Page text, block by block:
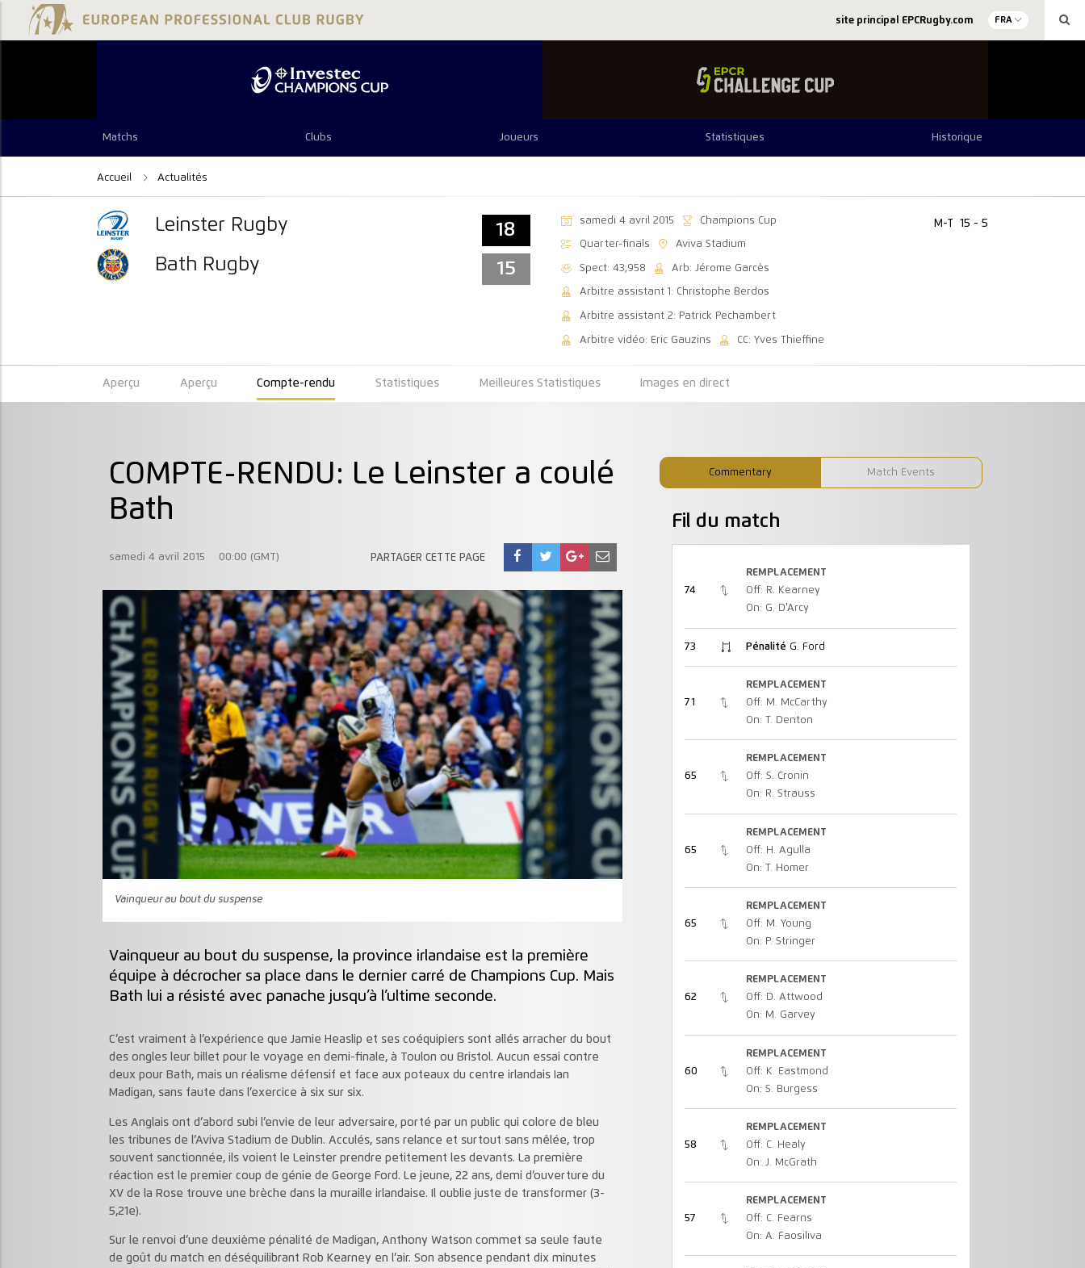
site principal EPCRugby.com FRA
Matchs Clubs Joueurs Statistiques Historique
Accueil Actualités
Leinster Rugby
Bath Rugby
18
15
samedi 4 avril 2015 Champions Cup
Quarter-finals Aviva Stadium
Spect: 43,958 Arb: Jérome Garcès
Arbitre assistant 1: Christophe Berdos
Arbitre assistant 2: Patrick Pechambert
Arbitre vidéo: Eric Gauzins CC: Yves Thieffine
M-T 15 - 5
Aperçu Aperçu Compte-rendu Statistiques Meilleures Statistiques Images en direct
Commentary Match Events
COMPTE-RENDU: Le Leinster a coulé
Bath
samedi 4 avril 2015 00:00 (GMT) PARTAGER CETTE PAGE
Vainqueur au bout du suspense
Vainqueur au bout du suspense, la province irlandaise est la première
équipe à décrocher sa place dans le dernier carré de Champions Cup. Mais
Bath lui a résisté avec panache jusqu’à l’ultime seconde.
C’est vraiment à l’expérience que Jamie Heaslip et ses coéquipiers sont allés arracher du bout
des ongles leur billet pour le voyage en demi-finale, à Toulon ou Bristol. Aucun essai contre
deux pour Bath, mais un réalisme défensif et face aux poteaux du centre irlandais Ian
Madigan, sans faute dans l’exercice à six sur six.
Les Anglais ont d’abord subi l’envie de leur adversaire, porté par un public qui colore de bleu
les tribunes de l’Aviva Stadium de Dublin. Acculés, sans relance et surtout sans mêlée, trop
souvent sanctionnée, ils voient le Leinster prendre petitement les devants. La première
réaction est le premier coup de génie de George Ford. Le jeune, 22 ans, demi d’ouverture du
XV de la Rose trouve une brèche dans la muraille irlandaise. Il oublie juste de transformer (3-
5,21e).
Sur le renvoi d’une deuxième pénalité de Madigan, Anthony Watson commet sa seule faute
de goût du match en déséquilibrant Rob Kearney en l’air. Son absence pendant dix minutes
Fil du match
74
REMPLACEMENT
Off: R. Kearney
On: G. D'Arcy
73 Pénalité G. Ford
71
REMPLACEMENT
Off: M. McCarthy
On: T. Denton
65
REMPLACEMENT
Off: S. Cronin
On: R. Strauss
65
REMPLACEMENT
Off: H. Agulla
On: T. Homer
65
REMPLACEMENT
Off: M. Young
On: P. Stringer
62
REMPLACEMENT
Off: D. Attwood
On: M. Garvey
60
REMPLACEMENT
Off: K. Eastmond
On: S. Burgess
58
REMPLACEMENT
Off: C. Healy
On: J. McGrath
57
REMPLACEMENT
Off: C. Fearns
On: A. Faosiliva